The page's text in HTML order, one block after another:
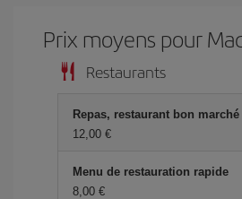
Prix ​​moyens pour
Restaurants
Repas, restaurant bon marché
12,00 €
Menu de restauration rapide
8,00 €